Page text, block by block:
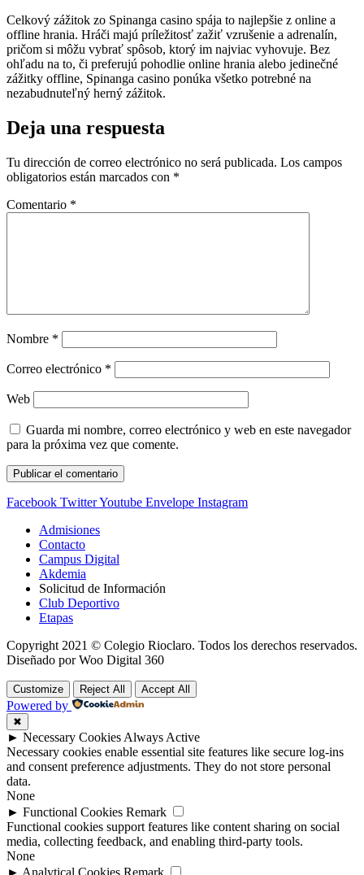
Celkový zážitok zo Spinanga casino spája to najlepšie z online a
offline hrania. Hráči majú príležitosť zažiť vzrušenie a adrenalín,
pričom si môžu vybrať spôsob, ktorý im najviac vyhovuje. Bez
ohľadu na to, či preferujú pohodlie online hrania alebo jedinečné
zážitky offline, Spinanga casino ponúka všetko potrebné na
nezabudnuteľný herný zážitok.
Deja una respuesta
Tu dirección de correo electrónico no será publicada. Los campos
obligatorios están marcados con *
Comentario *
Nombre *
Correo electrónico *
Web
Guarda mi nombre, correo electrónico y web en este navegador
para la próxima vez que comente.
Facebook TwitterYoutube Envelope Instagram
Admisiones
Contacto
Campus Digital
Akdemia
Solicitud de Información
Club Deportivo
Etapas
Copyright 2021 © Colegio Rioclaro. Todos los derechos reservados.
Diseñado por Woo Digital 360
Customize Reject All Accept All
Powered by
✖
► Necessary Cookies Always Active
Necessary cookies enable essential site features like secure log-ins
and consent preference adjustments. They do not store personal
data.
None
► Functional Cookies Remark
Functional cookies support features like content sharing on social
media, collecting feedback, and enabling third-party tools.
None
► Analytical Cookies Remark